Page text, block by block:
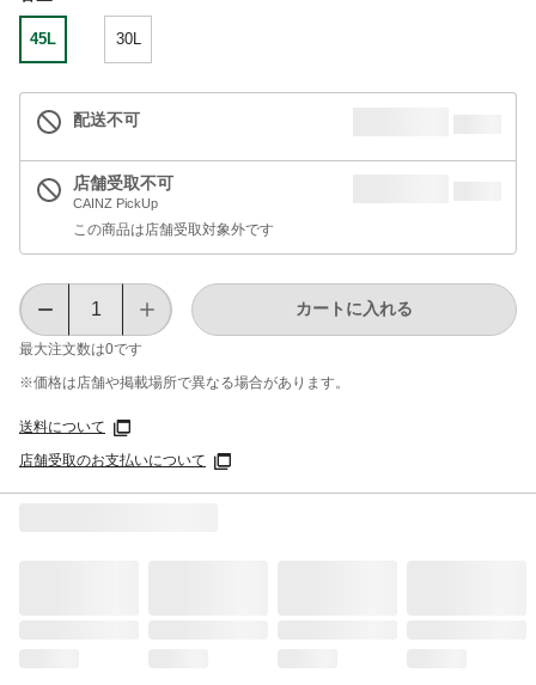
45L 30L
配送不可
店舗受取不可
CAINZ PickUp
この商品は店舗受取対象外です
最大注文数は0です
カートに入れる
※価格は​店舗や​掲載場所で​異なる​場合が​あります。
送料について
店舗受取のお支払いについて